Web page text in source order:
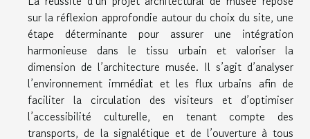
sur la réflexion approfondie autour du choix du site, une
étape déterminante pour assurer une intégration
harmonieuse dans le tissu urbain et valoriser la
dimension de l’architecture musée. Il s’agit d’analyser
l’environnement immédiat et les flux urbains afin de
faciliter la circulation des visiteurs et d’optimiser
l’accessibilité culturelle, en tenant compte des
transports, de la signalétique et de l’ouverture à tous